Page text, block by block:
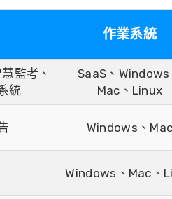
作業系統
監考、
統
SaaS、Windows
Mac、Linux
Windows、Mac
Windows、Mac、